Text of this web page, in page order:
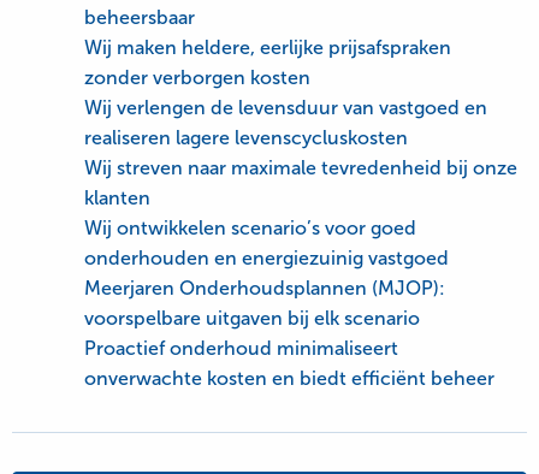
beheersbaar
Wij maken heldere, eerlijke prijsafspraken
zonder verborgen kosten
Wij verlengen de levensduur van vastgoed en
realiseren lagere levenscycluskosten
Wij streven naar maximale tevredenheid bij onze
klanten
Wij ontwikkelen scenario’s voor goed
onderhouden en energiezuinig vastgoed
Meerjaren Onderhoudsplannen (MJOP):
voorspelbare uitgaven bij elk scenario
Proactief onderhoud minimaliseert
onverwachte kosten en biedt efficiënt beheer